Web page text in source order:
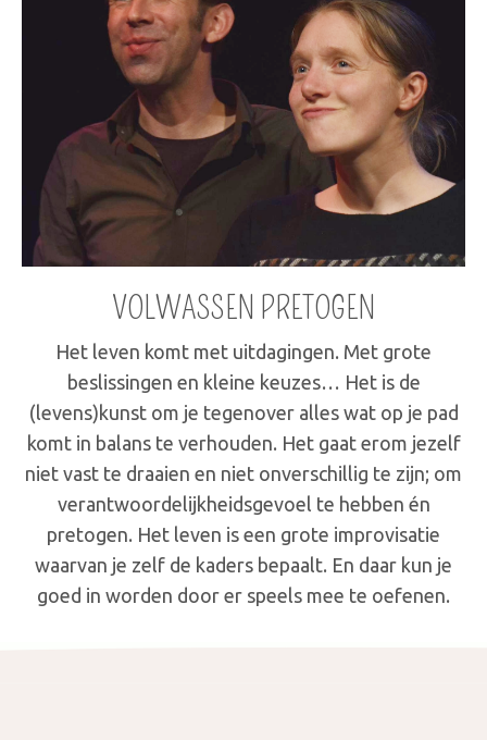
VOLWASSEN PRETOGEN
Het leven komt met uitdagingen. Met grote
beslissingen en kleine keuzes… Het is de
(levens)kunst om je tegenover alles wat op je pad
komt in balans te verhouden. Het gaat erom jezelf
niet vast te draaien en niet onverschillig te zijn; om
verantwoordelijkheidsgevoel te hebben én
pretogen. Het leven is een grote improvisatie
waarvan je zelf de kaders bepaalt. En daar kun je
goed in worden door er speels mee te oefenen.